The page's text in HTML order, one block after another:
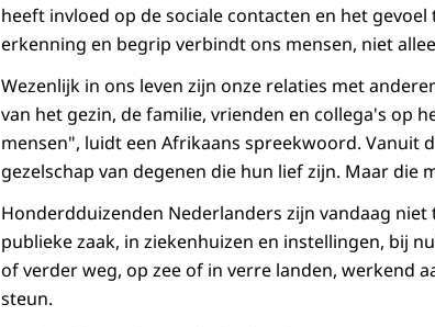
heeft invloed op de sociale contacten en het
erkenning en begrip verbindt ons mensen, niet
Wezenlijk in ons leven zijn onze relaties met
van het gezin, de familie, vrienden en collega's op
mensen", luidt een Afrikaans spreekwoord. Vanuit
gezelschap van degenen die hun lief zijn. Maar die
Honderdduizenden Nederlanders zijn vandaag
publieke zaak, in ziekenhuizen en instellingen, bij
of verder weg, op zee of in verre landen, werkend
steun.